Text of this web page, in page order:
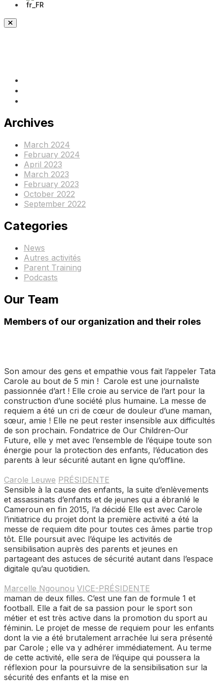
Archives
March 2024
February 2024
April 2023
March 2023
February 2023
October 2022
September 2022
Categories
News
Autres activités
Parent Training
Podcasts
Our Team
Members of our organization and their roles
Son amour des gens et empathie vous fait l’appeler Tata
Carole au bout de 5 min ! Carole est une journaliste
passionnée d’art ! Elle croie au service de l’art pour la
construction d’une société plus humaine. La messe de
requiem a été un cri de cœur de douleur d’une maman,
sœur, amie ! Elle ne peut rester insensible aux difficultés
de son prochain. Fondatrice de Our Children-Our
Future, elle y met avec l’ensemble de l’équipe toute son
énergie pour la protection des enfants, l’éducation des
parents à leur sécurité autant en ligne qu’offline.
Carole Leuwe PRÉSIDENTE
Sensible à la cause des enfants, la suite d’enlèvements
et assassinats d’enfants et de jeunes qui a ébranlé le
Cameroun en fin 2015, l’a décidé Elle est avec Carole
l’initiatrice du projet dont la première activité a été la
messe de requiem dite pour toutes ces âmes partie trop
tôt. Elle poursuit avec l’équipe les activités de
sensibilisation auprès des parents et jeunes en
partageant des astuces de sécurité autant dans l’espace
digitale qu’au quotidien.
Marcelle Ngounou VICE-PRÉSIDENTE
maman de deux filles. C’est une fan de formule 1 et
football. Elle a fait de sa passion pour le sport son
métier et est très active dans la promotion du sport au
féminin. Le projet de messe de requiem pour les enfants
dont la vie a été brutalement arrachée lui sera présenté
par Carole ; elle va y adhérer immédiatement. Au terme
de cette activité, elle sera de l’équipe qui poussera la
réflexion pour la poursuivre de la sensibilisation sur la
sécurité des enfants et la mise en